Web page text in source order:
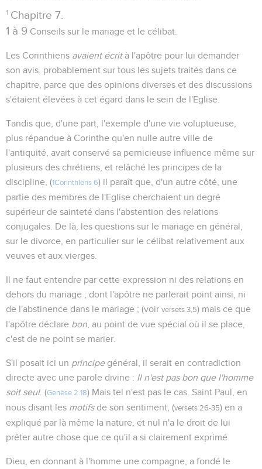
1 Chapitre 7.
1 à 9 Conseils sur le mariage et le célibat.
Les Corinthiens avaient écrità l'apôtre pour lui demander
son avis, probablement sur tous les sujets traités dans ce
chapitre, parce que des opinions diverses et des discussions
s'étaient élevées à cet égard dans le sein de l'Eglise.
Tandis que, d'une part, l'exemple d'une vie voluptueuse,
plus répandue à Corinthe qu'en nulle autre ville de
l'antiquité, avait conservé sa pernicieuse influence même sur
plusieurs des chrétiens, et relâché les principes de la
discipline, (1Corinthiens 6) il paraît que, d'un autre côté, une
partie des membres de l'Eglise cherchaient un degré
supérieur de sainteté dans l'abstention des relations
conjugales. De là, les questions sur le mariage en général,
sur le divorce, en particulier sur le célibat relativement aux
veuves et aux vierges.
Il ne faut entendre par cette expression ni des relations en
dehors du mariage ; dont l'apôtre ne parlerait point ainsi, ni
de l'abstinence dans le mariage ; (voir versets 3,5) mais ce que
l'apôtre déclare bon , au point de vue spécial où il se place,
c'est de ne point se marier.
S'il posait ici un principegénéral, il serait en contradiction
directe avec une parole divine : Il n'est pas bon que l'homme
soit seul. (Genèse 2.18) Mais tel n'est pas le cas. Saint Paul, en
nous disant les motifsde son sentiment, (versets 26-35) en a
expliqué par là même la nature, et nul n'a le droit de lui
prêter autre chose que ce qu'il a si clairement exprimé.
Dieu, en donnant à l'homme une compagne, a fondé le